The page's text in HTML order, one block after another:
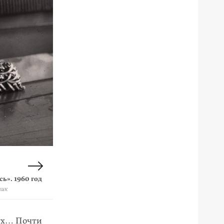
1960 год
роспись).
Почти